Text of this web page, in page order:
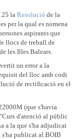
la Resolució de la
per la qual es nomena
aspirants que
llocs de treball de
les Illes Balears.
un error a la
del lloc amb codi
de rectificació en el
(que s'havia
d'atenció al públic
a la que s'ha adjudicat
s'ha publicat al BOIB